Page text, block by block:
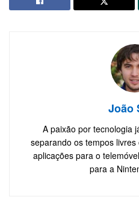
João
A paixão por tecnologia
separando os tempos
aplicações para o
para a